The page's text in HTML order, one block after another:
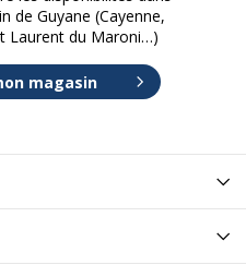
de Guyane (Cayenne,
Laurent du Maroni…)
magasin